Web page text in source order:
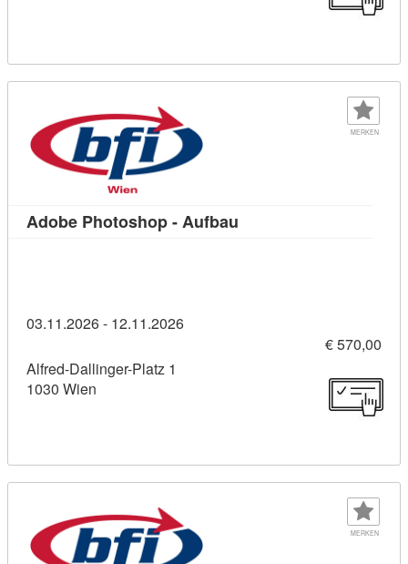
MERKEN
Adobe Photoshop - Aufbau
03.11.2026 - 12.11.2026
€ 570,00
Alfred-Dallinger-Platz 1
1030 Wien
MERKEN